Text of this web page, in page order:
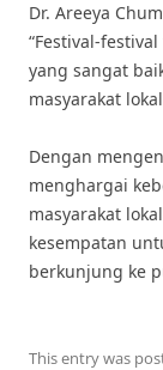
Dr. Areeya
“Festival-
yang sangat
masyarakat
Dengan
menghargai
masyarakat
kesempatan
berkunjung ke
This entry was